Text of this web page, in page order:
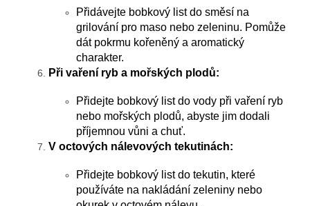
Přidávejte bobkový list do směsí na
grilování pro maso nebo zeleninu. Pomůže
dát pokrmu kořeněný a aromatický
charakter.
Při vaření ryb a mořských plodů:
Přidejte bobkový list do vody při vaření ryb
nebo mořských plodů, abyste jim dodali
příjemnou vůni a chuť.
V octových nálevových tekutinách:
Přidejte bobkový list do tekutin, které
používáte na nakládání zeleniny nebo